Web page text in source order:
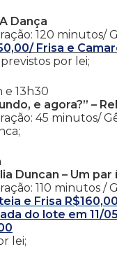
Dança
120 minutos/
Frisa e
por lei;
e 13h30
e agora?” –
45 minutos/
Duncan – Um par
110 minutos /
e Frisa
do lote em 11/
lei;